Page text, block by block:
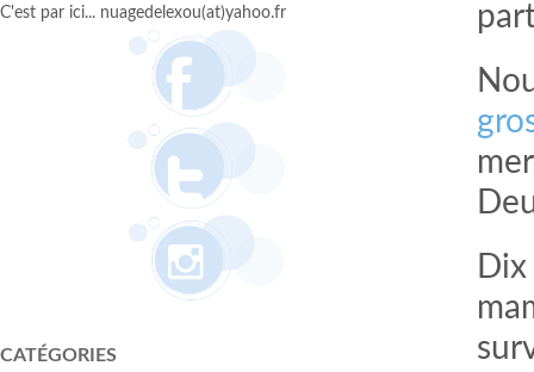
Dix
C'est par ici... nuagedelexou(at)yahoo.fr
CATÉGORIES